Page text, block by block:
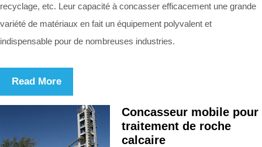
recyclage, etc. Leur capacité à concasser efficacement une grande
variété de matériaux en fait un équipement polyvalent et
indispensable pour de nombreuses industries.
Read More
Concasseur mobile pour
traitement de roche
calcaire